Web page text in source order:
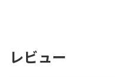
レビュー